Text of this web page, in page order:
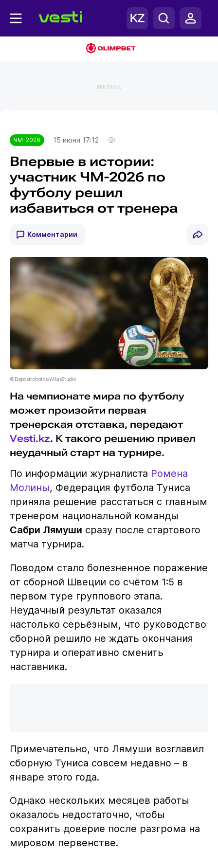
РЕКЛАМА
ЧМ-2026 15 июня 17:12
Впервые в истории:
участник ЧМ-2026 по
футболу решил
избавиться от тренера
Комментарии
©Depositphotos/AtlasStudio
На чемпионате мира по футболу
может произойти первая
тренерская отставка, передают
Vesti.kz. К такого решению привел
неудачный старт на турнире.
По информации журналиста Ромена
Молины, Федерация футбола Туниса
приняла решение расстаться с главным
тренером национальной команды
Сабри Лямуши сразу после стартового
матча турнира.
Поводом стало болезненное поражение
от сборной Швеции со счётом 1:5 в
первом туре группового этапа.
Неудачный результат оказался
настолько серьёзным, что руководство
сборной решило не ждать окончания
турнира и оперативно сменить
наставника.
Примечательно, что Лямуши возглавил
сборную Туниса совсем недавно – в
январе этого года.
Однако нескольких месяцев работы
оказалось недостаточно, чтобы
сохранить доверие после разгрома на
мировом первенстве.